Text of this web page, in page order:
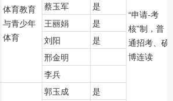
“申请-考
核”制，普
通招考、硕
博连读
体育教育
与青少年
体育
蔡玉军
是
王丽娟
是
刘阳
是
邢金明
李兵
郭玉成
是